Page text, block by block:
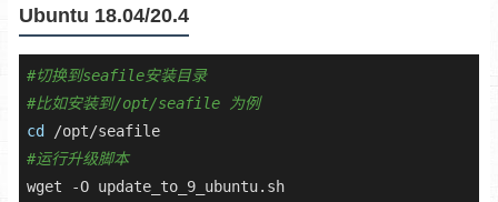
Ubuntu 18.04/20.4
#切换到seafile安装目录
#比如安装到/opt/seafile 为例
cd
#运行升级脚本
wget -O update_to_9_ubuntu.sh